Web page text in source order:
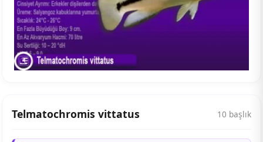
Telmatochromis vittatus 10 başlık